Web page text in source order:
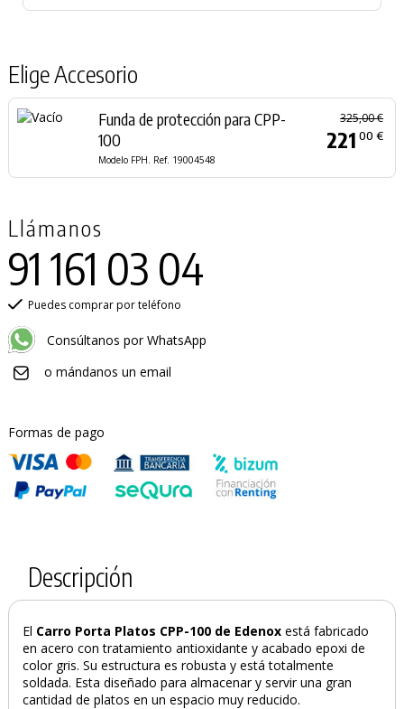
Elige Accesorio
Funda de protección para CPP-
100
Modelo FPH. Ref. 19004548
325,00 €
221 00 €
Llámanos
91 161 03 04
Puedes comprar por teléfono
Consúltanos por WhatsApp
o mándanos un email
Formas de pago
Descripción
El Carro Porta Platos CPP-100 de Edenox está fabricado
en acero con tratamiento antioxidante y acabado epoxi de
color gris. Su estructura es robusta y está totalmente
soldada. Esta diseñado para almacenar y servir una gran
cantidad de platos en un espacio muy reducido.